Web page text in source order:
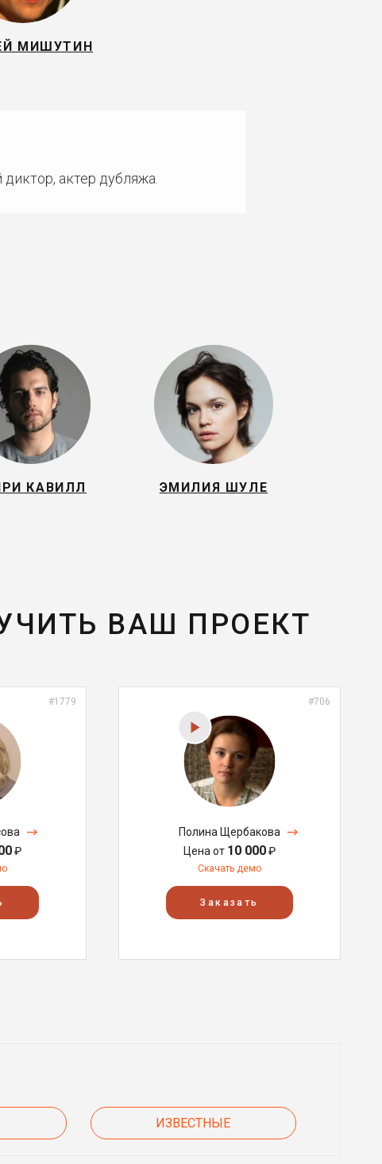
МИШУТИН
актер дубляжа.
КАВИЛЛ ЭМИЛИЯ ШУЛЕ
ВАШ ПРОЕКТ
#1779
₽
#706
Полина Щербакова
Цена от 10 000₽
Скачать демо
Заказать
ИЗВЕСТНЫЕ